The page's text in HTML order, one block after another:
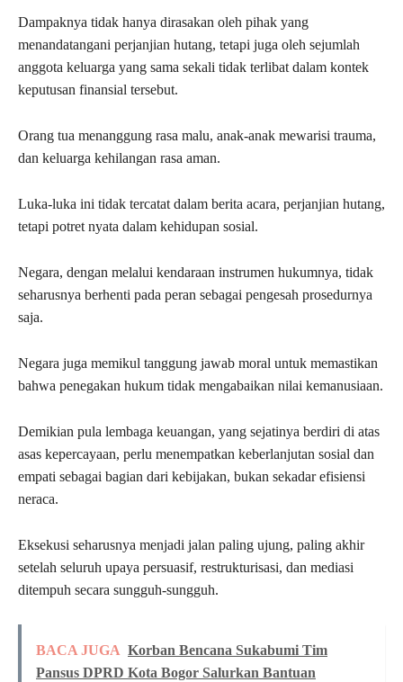
Dampaknya tidak hanya dirasakan oleh pihak yang
menandatangani perjanjian hutang, tetapi juga oleh sejumlah
anggota keluarga yang sama sekali tidak terlibat dalam kontek
keputusan finansial tersebut.
Orang tua menanggung rasa malu, anak-anak mewarisi trauma,
dan keluarga kehilangan rasa aman.
Luka-luka ini tidak tercatat dalam berita acara, perjanjian hutang,
tetapi potret nyata dalam kehidupan sosial.
Negara, dengan melalui kendaraan instrumen hukumnya, tidak
seharusnya berhenti pada peran sebagai pengesah prosedurnya
saja.
Negara juga memikul tanggung jawab moral untuk memastikan
bahwa penegakan hukum tidak mengabaikan nilai kemanusiaan.
Demikian pula lembaga keuangan, yang sejatinya berdiri di atas
asas kepercayaan, perlu menempatkan keberlanjutan sosial dan
empati sebagai bagian dari kebijakan, bukan sekadar efisiensi
neraca.
Eksekusi seharusnya menjadi jalan paling ujung, paling akhir
setelah seluruh upaya persuasif, restrukturisasi, dan mediasi
ditempuh secara sungguh-sungguh.
BACA JUGA Korban Bencana Sukabumi Tim
Pansus DPRD Kota Bogor Salurkan Bantuan